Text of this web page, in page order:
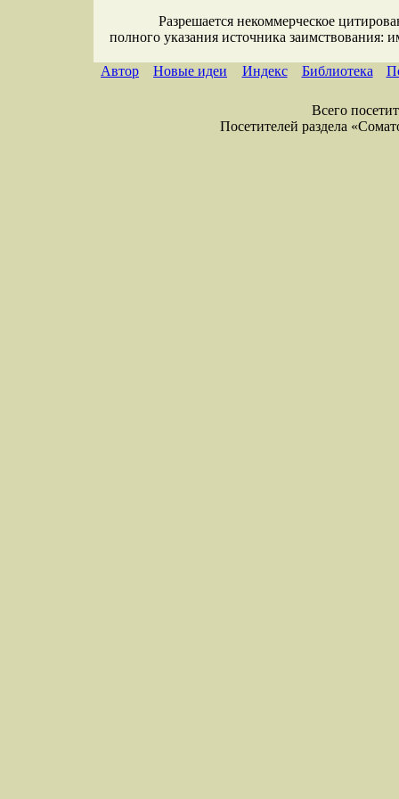
Разрешается некоммерческое
полного указания источника заимствования:
Автор Новые идеи Индекс Библиотека
Всего
Посетителей раздела